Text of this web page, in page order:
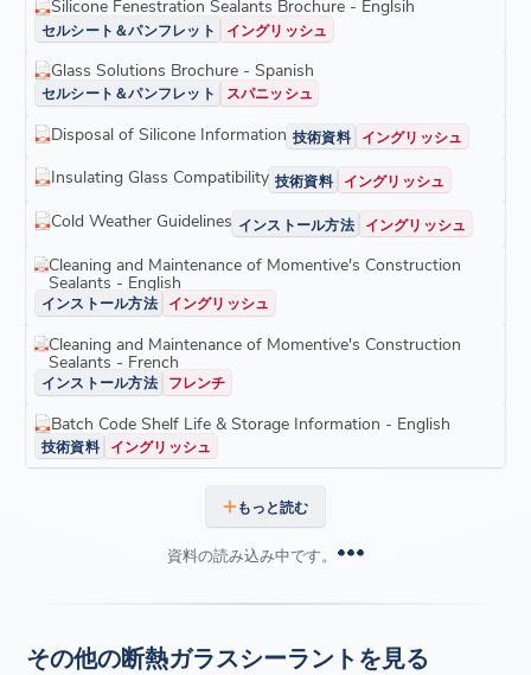
Silicone Fenestration Sealants Brochure - Englsih
セルシート＆パンフレット イングリッシュ
Glass Solutions Brochure - Spanish
セルシート＆パンフレット スパニッシュ
Disposal of Silicone Information 技術資料 イングリッシュ
Insulating Glass Compatibility 技術資料 イングリッシュ
Cold Weather Guidelines インストール方法 イングリッシュ
Cleaning and Maintenance of Momentive's Construction
Sealants - English
インストール方法 イングリッシュ
Cleaning and Maintenance of Momentive's Construction
Sealants - French
インストール方法 フレンチ
Batch Code Shelf Life & Storage Information - English
技術資料 イングリッシュ
もっと読む
資料の読み込み中です。
その他の断熱ガラスシーラントを見る